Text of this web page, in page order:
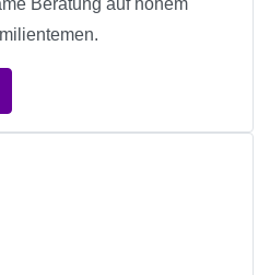
Beratung auf hohem